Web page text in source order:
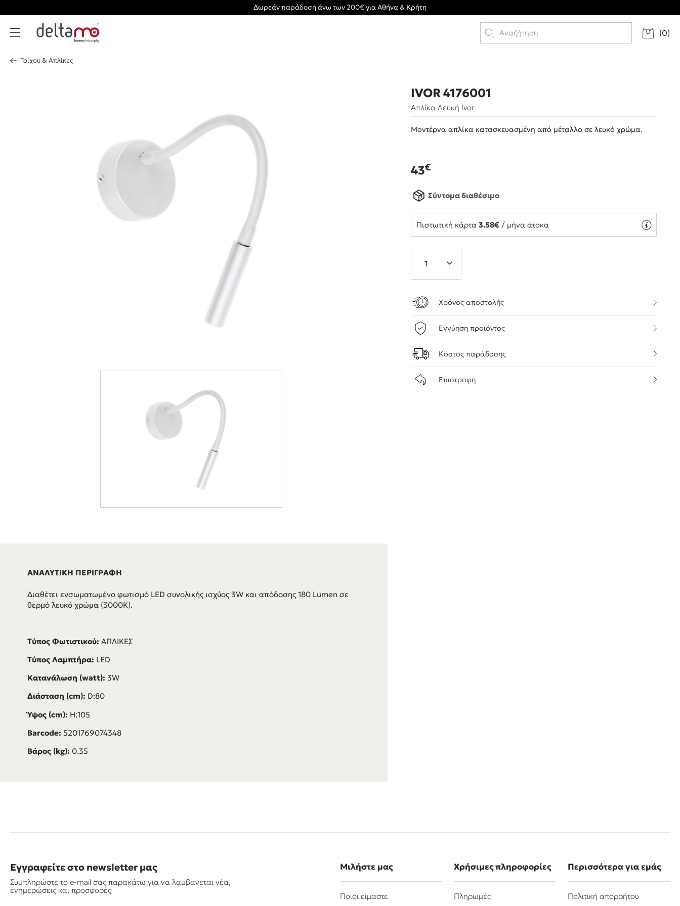
Δωρεάν παράδοση άνω των 200€ για Αθήνα & Κρήτη
(0)
Τοίχου & Απλίκες
ΑΝΑΛΥΤΙΚΗ ΠΕΡΙΓΡΑΦΗ
Διαθέτει ενσωματωμένο φωτισμό LED συνολικής ισχύος 3W και απόδοσης 180 Lumen σε
θερμό λευκό χρώμα (3000K).
Τύπος Φωτιστικού: ΑΠΛΙΚΕΣ
Τύπος Λαμπτήρα: LED
Κατανάλωση (watt): 3W
Διάσταση (cm): D:80
Ύψος (cm): H:105
Barcode: 5201769074348
Βάρος (kg): 0.35
IVOR 4176001
Απλίκα Λευκή Ivor
Μοντέρνα απλίκα κατασκευασμένη από μέταλλο σε λευκό χρώμα.
43€
Σύντομα διαθέσιμο
Πιστωτική κάρτα3.58€ / μήνα άτοκα
Χρόνος αποστολής
Εγγύηση προϊόντος
Κόστος παράδοσης
Επιστροφή
Εγγραφείτε στο newsletter μας
Συμπληρώστε το e-mail σας παρακάτω για να λαμβάνεται νέα,
ενημερώσεις και προσφορές
Μιλήστε μας
Ποιοι είμαστε
Χρήσιμες πληροφορίες
Πληρωμές
Περισσότερα για εμάς
Πολιτική απορρήτου